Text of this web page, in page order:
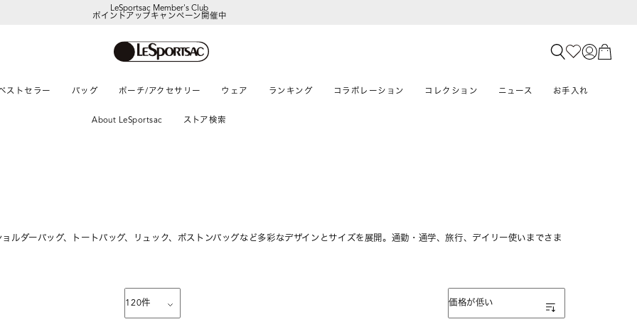
LeSportsac Member's Club
ポイントアップキャンペーン開催中
ストセラー バッグ ポーチ/アクセサリー ウェア ランキング コラボレーション コレクション ニュース お手入れ
About LeSportsac ストア検索
ルダーバッグ、トートバッグ、リュック、ボストンバッグなど多彩なデザインとサイズを展開。通勤・通学、旅行、デイリー使いまでさま
120件 表示順
価格が低い